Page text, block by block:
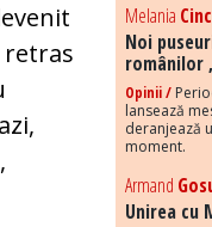
retras
Melania
Noi
românilor
Opinii /
lansează
deranjează
moment.
Armand
Unirea cu